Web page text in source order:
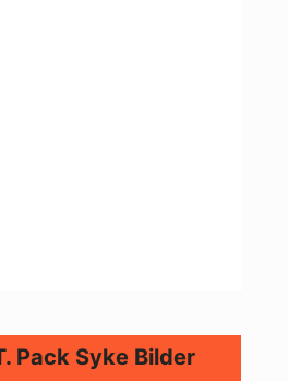
Pack Syke Bilder